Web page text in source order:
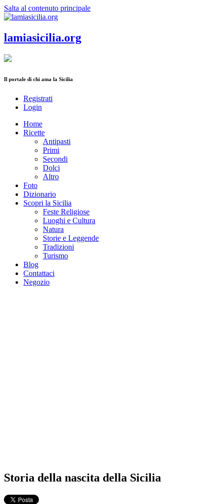
Salta al contenuto principale
lamiasicilia.org
Il portale di chi ama la Sicilia
Registrati
Login
Home
Ricette
Antipasti
Primi
Secondi
Dolci
Altro
Foto
Dizionario
Scopri la Sicilia
Feste Religiose
Luoghi e Cultura
Natura
Storie e Leggende
Tradizioni
Turismo
Blog
Contattaci
Negozio
Storia della nascita della Sicilia